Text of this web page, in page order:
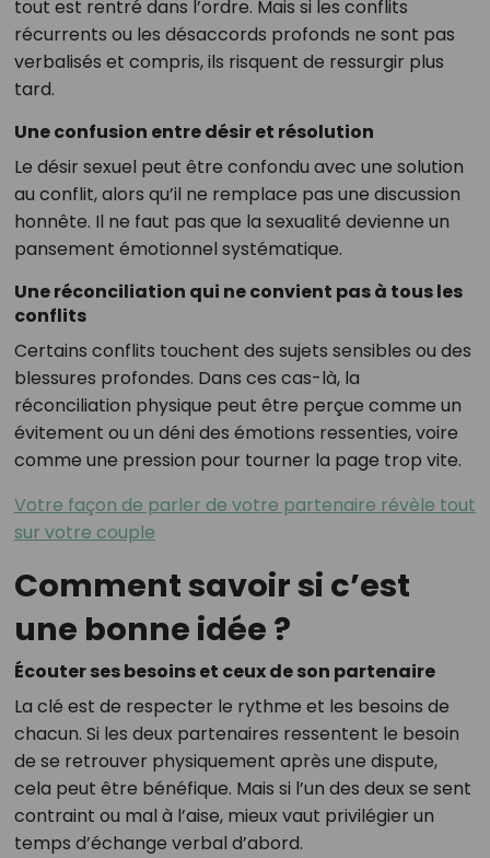
tout est rentré dans l’ordre. Mais si les conflits
récurrents ou les désaccords profonds ne sont pas
verbalisés et compris, ils risquent de ressurgir plus
tard.
Une confusion entre désir et résolution
Le désir sexuel peut être confondu avec une solution
au conflit, alors qu’il ne remplace pas une discussion
honnête. Il ne faut pas que la sexualité devienne un
pansement émotionnel systématique.
Une réconciliation qui ne convient pas à tous les
conflits
Certains conflits touchent des sujets sensibles ou des
blessures profondes. Dans ces cas-là, la
réconciliation physique peut être perçue comme un
évitement ou un déni des émotions ressenties, voire
comme une pression pour tourner la page trop vite.
Votre façon de parler de votre partenaire révèle tout
sur votre couple
Comment savoir si c’est
une bonne idée ?
Écouter ses besoins et ceux de son partenaire
La clé est de respecter le rythme et les besoins de
chacun. Si les deux partenaires ressentent le besoin
de se retrouver physiquement après une dispute,
cela peut être bénéfique. Mais si l’un des deux se sent
contraint ou mal à l’aise, mieux vaut privilégier un
temps d’échange verbal d’abord.